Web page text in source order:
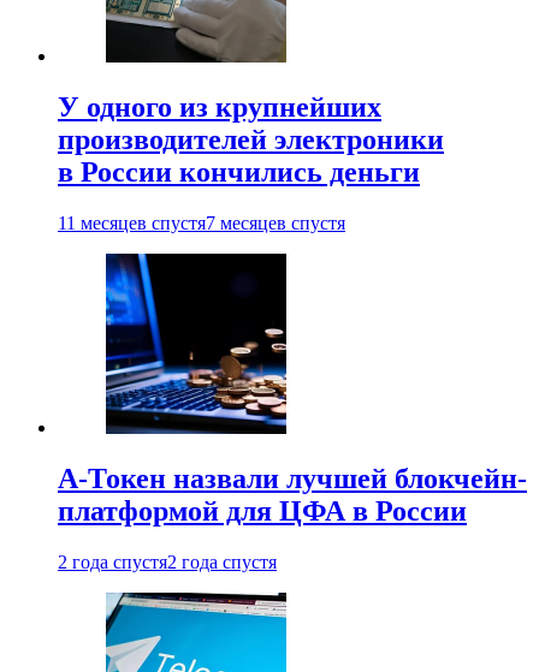
У одного из крупнейших
производителей электроники
в России кончились деньги
11 месяцев спустя7 месяцев спустя
А-Токен назвали лучшей блокчейн-
платформой для ЦФА в России
2 года спустя2 года спустя